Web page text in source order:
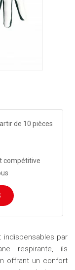
de 10 pièces
compétitive
indispensables par
respirante, ils
offrant un confort